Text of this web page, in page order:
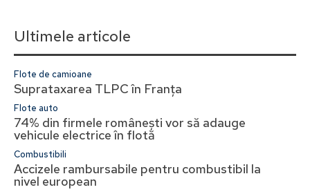
Ultimele articole
Flote de camioane
Suprataxarea TLPC în Franța
Flote auto
74% din firmele românești vor să adauge
vehicule electrice în flotă
Combustibili
Accizele rambursabile pentru combustibil la
nivel european